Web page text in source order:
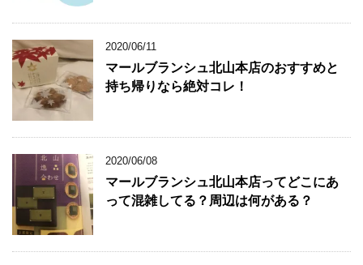
2020/06/11
マールブランシュ北山本店のおすすめと
持ち帰りなら絶対コレ！
2020/06/08
マールブランシュ北山本店ってどこにあ
って混雑してる？周辺は何がある？